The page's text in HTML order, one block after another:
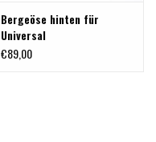
Bergeöse hinten für
Universal
Anhängerkupplung mit
€89,00